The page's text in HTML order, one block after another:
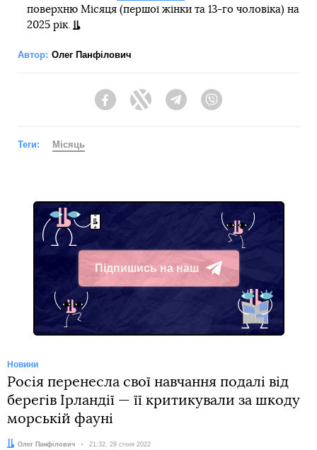
поверхню Місяця (першої жінки та 13-го чоловіка) на
2025 рік.
Автор: Олег Панфілович
FacebookTwitter Telegram
Теги: Місяць
Підпишись на наш
Telegram
Новини
Росія перенесла свої навчання подалі від
берегів Ірландії — її критикували за шкоду
морській фауні
Автор:
Олег Панфілович Дата:
21:32, 29 січня 2022